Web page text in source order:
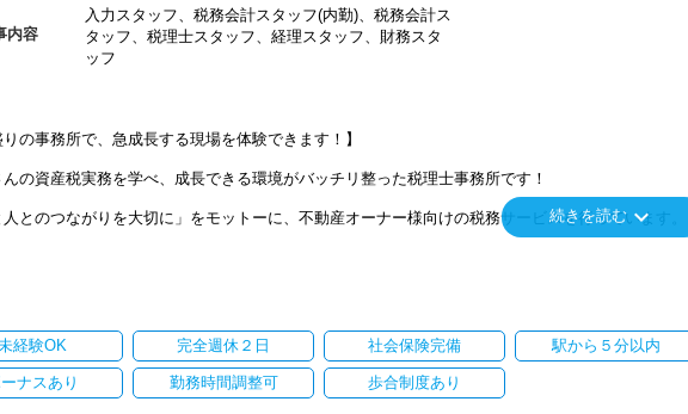
してしまい、通勤が難しい！
でも、自宅で快適にテレワークができます。
慣れていただくため、入社半年間は出社が基本です。）
ンによるスケジュール管理、
ンチミーティングを実施
円まで補助されますので、ちょっとお高めのランチが食べられます！
定申告打ち上げ懇親会
告お疲れ様でした～！高級なお店で食事会をしています。
内容
入力スタッフ、税務会計スタッフ(内勤)、税務会計ス
タッフ、税理士スタッフ、経理スタッフ、財務スタ
ッフ
りの事務所で、急成長する現場を体験できます！】
の資産税実務を学べ、成長できる環境がバッチリ整った税理士事務所です！
とのつながりを大切に」をモットーに、不動産オーナー様向けの税務サービスを行っています。
１０年、おかげさまで多くのお客様にご利用いただき、年々事務所の規模を拡大してきました。
の増加／に伴い、税理士法人化も視野に入れ、さらなる＼業務拡大／を考えています。
続きを読むkeyboard_arrow_down
経験OK 完全週休２日 社会保険完備 駅から５分以内
ナスあり 勤務時間調整可 歩合制度あり